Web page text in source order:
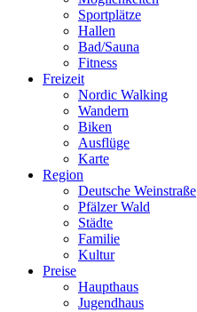
Sportplätze
Hallen
Bad/Sauna
Fitness
Freizeit
Nordic Walking
Wandern
Biken
Ausflüge
Karte
Region
Deutsche Weinstraße
Pfälzer Wald
Städte
Familie
Kultur
Preise
Haupthaus
Jugendhaus